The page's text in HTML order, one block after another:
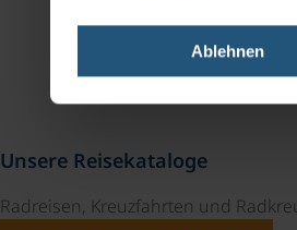
Ablehnen
Unsere Reisekataloge
Radreisen, Kreuzfahrten und